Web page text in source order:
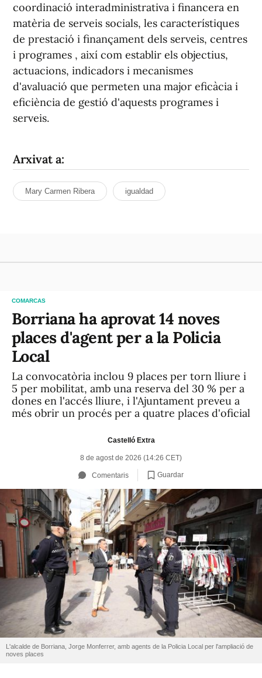
coordinació interadministrativa i financera en
matèria de serveis socials, les característiques
de prestació i finançament dels serveis, centres
i programes , així com establir els objectius,
actuacions, indicadors i mecanismes
d'avaluació que permeten una major eficàcia i
eficiència de gestió d'aquests programes i
serveis.
Arxivat a:
Mary Carmen Ribera igualdad
COMARCAS
Borriana ha aprovat 14 noves
places d'agent per a la Policia
Local
La convocatòria inclou 9 places per torn lliure i
5 per mobilitat, amb una reserva del 30 % per a
dones en l'accés lliure, i l'Ajuntament preveu a
més obrir un procés per a quatre places d'oficial
Castelló Extra
8 de agost de 2026 (14:26 CET)
Comentaris Guardar
L'alcalde de Borriana, Jorge Monferrer, amb agents de la Policia Local per l'ampliació de
noves places